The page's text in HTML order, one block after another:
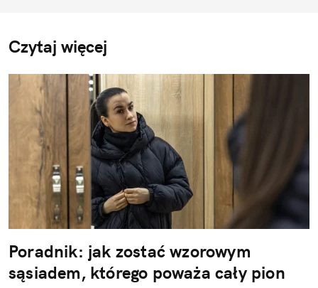
Czytaj więcej
Poradnik: jak zostać wzorowym
sąsiadem, którego poważa cały pion